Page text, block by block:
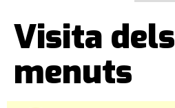
Visita dels
menuts